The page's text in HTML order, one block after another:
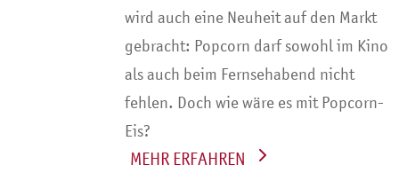
wird auch eine Neuheit auf den Markt
gebracht: Popcorn darf sowohl im Kino
als auch beim Fernsehabend nicht
fehlen. Doch wie wäre es mit Popcorn-
Eis?
WEITERLESEN